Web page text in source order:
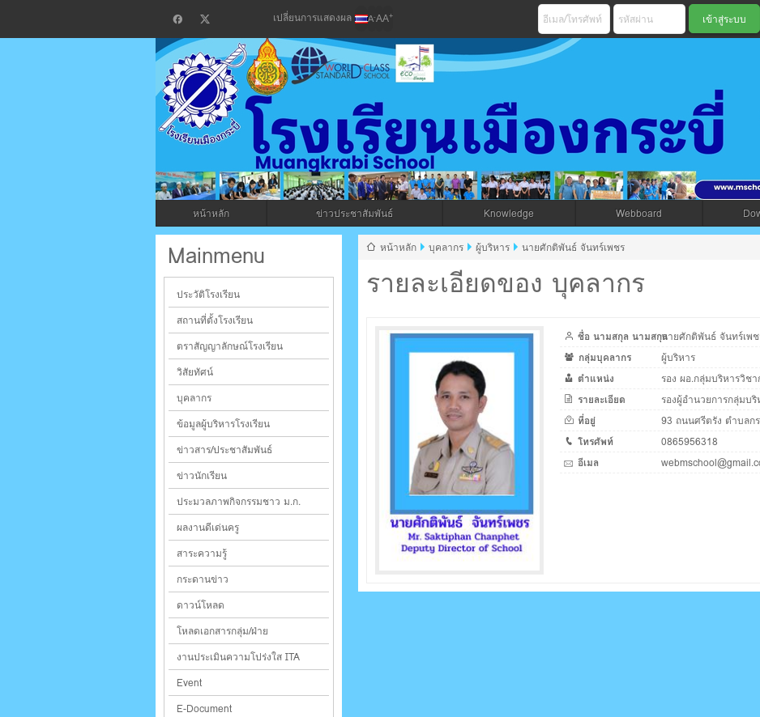
เปลี่ยนการแสดงผล A-AA+
โรงเรียนเมืองกระบี่ สพม
กระบี่
ระบบบริหารจัดการเว็บไซต์ (CMS) ด้วย Ajax โดยคนไทย
หน้าหลัก ข่าวประชาสัมพันธ์ Knowledge Webboard
รายละเอียดของ บุคลากร
หน้าหลัก บุคลากร ผู้บริหาร นายศักติพันธ์ จันทร์เพชร
ชื่อ นามสกุล นามสกุลนายศักติพันธ์ จันทร์เพ
กลุ่มบุคลากร
ผู้บริหาร
ตำแหน่ง
รอง ผอ.กลุ่มบริหารวิช
รายละเอียด
รองผู้อำนวยการกลุ่มบ
ที่อยู่
93 ถนนศรีตรัง ตำบลก
โทรศัพท์
0865956318
อีเมล
Mainmenu
ประวัติโรงเรียน
สถานที่ตั้งโรงเรียน
ตราสัญญาลักษณ์โรงเรียน
วิสัยทัศน์
บุคลากร
ข้อมูลผู้บริหารโรงเรียน
ข่าวสาร/ประชาสัมพันธ์
ข่าวนักเรียน
ประมวลภาพกิจกรรมชาว ม.ก.
ผลงานดีเด่นครู
สาระความรู้
กระดานข่าว
ดาวน์โหลด
โหลดเอกสารกลุ่ม/ฝ่าย
งานประเมินความโปร่งใส ITA
Event
E-Document